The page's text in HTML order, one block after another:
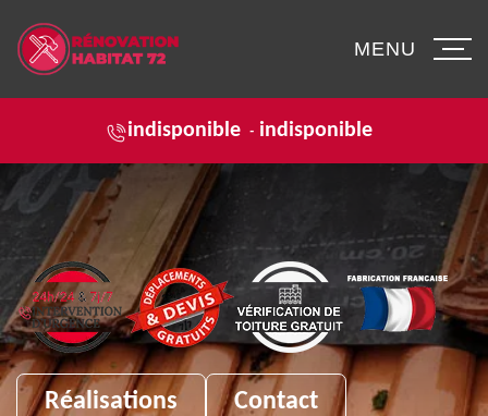
indisponible - indisponible
MENU
Réalisations Contact